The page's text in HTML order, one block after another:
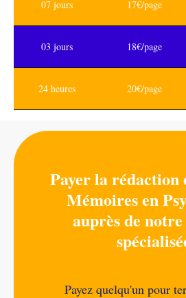
07 jours 17€/page
03 jours 18€/page
24 heures 20€/page
Payer la rédaction
Mémoires en
auprès de notre
Payez quelqu'un pour